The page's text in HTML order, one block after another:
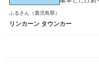
適に過ごせま
ふるさん （鹿児島県）
リンカーン タウンカー